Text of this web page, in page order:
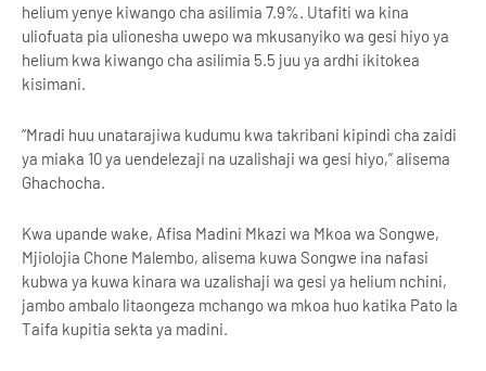
helium yenye kiwango cha asilimia 7.9%. Utafiti wa kina
uliofuata pia ulionesha uwepo wa mkusanyiko wa gesi hiyo ya
helium kwa kiwango cha asilimia 5.5 juu ya ardhi ikitokea
kisimani.
“Mradi huu unatarajiwa kudumu kwa takribani kipindi cha zaidi
ya miaka 10 ya uendelezaji na uzalishaji wa gesi hiyo,” alisema
Ghachocha.
Kwa upande wake, Afisa Madini Mkazi wa Mkoa wa Songwe,
Mjiolojia Chone Malembo, alisema kuwa Songwe ina nafasi
kubwa ya kuwa kinara wa uzalishaji wa gesi ya helium nchini,
jambo ambalo litaongeza mchango wa mkoa huo katika Pato la
Taifa kupitia sekta ya madini.